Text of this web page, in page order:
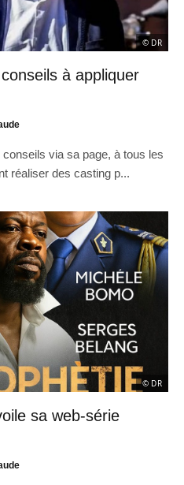
© DR
à appliquer
via sa page, à tous les
réaliser des casting p...
© DR
sa web-série